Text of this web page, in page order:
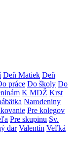
Deň Matiek Deň
práce Do školy Do
K MDŽ Krst
Narodeniny
Pre kolegov
Pre skupinu Sv.
dar Valentín Veľká